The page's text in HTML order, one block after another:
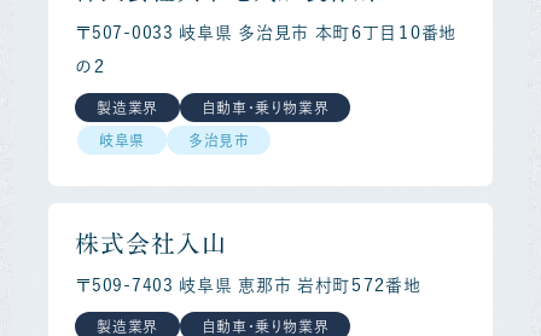
〒507-0033 岐阜県 多治見市 本町６丁目１０番地
の２
製造業界 自動車・乗り物業界
岐阜県 多治見市
株式会社入山
〒509-7403 岐阜県 恵那市 岩村町５７２番地
製造業界 自動車・乗り物業界